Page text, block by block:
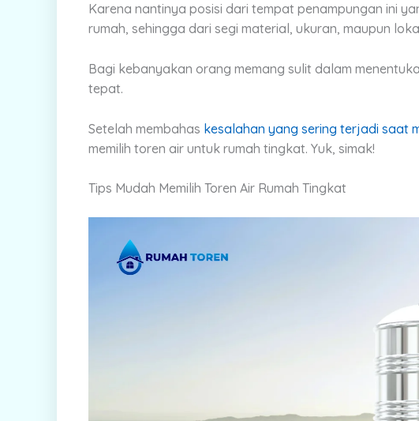
Karena nantinya posisi dari tempat penampungan ini
rumah, sehingga dari segi material, ukuran, maupun
Bagi kebanyakan orang memang sulit dalam
tepat.
Setelah membahas kesalahan yang sering terjadi saat
memilih toren air untuk rumah tingkat. Yuk, simak!
Tips Mudah Memilih Toren Air Rumah Tingkat